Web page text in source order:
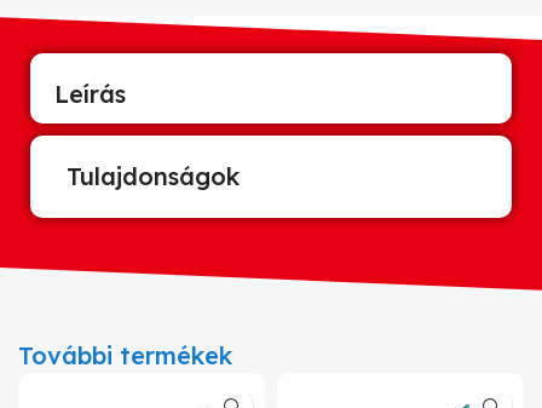
Leírás
Tulajdonságok
További termékek